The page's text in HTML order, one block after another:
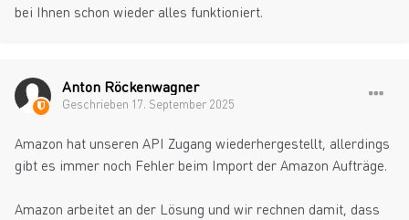
bei Ihnen schon wieder alles funktioniert.
Anton Röckenwagner
Geschrieben 17. September 2025
Amazon hat unseren API Zugang wiederhergestellt, allerdings
gibt es immer noch Fehler beim Import der Amazon Aufträge.
Amazon arbeitet an der Lösung und wir rechnen damit, dass